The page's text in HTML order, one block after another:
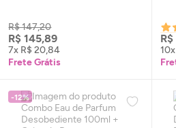
R$ 147,20
R$ 145,89
7x R$ 20,84
Frete Grátis
-12%